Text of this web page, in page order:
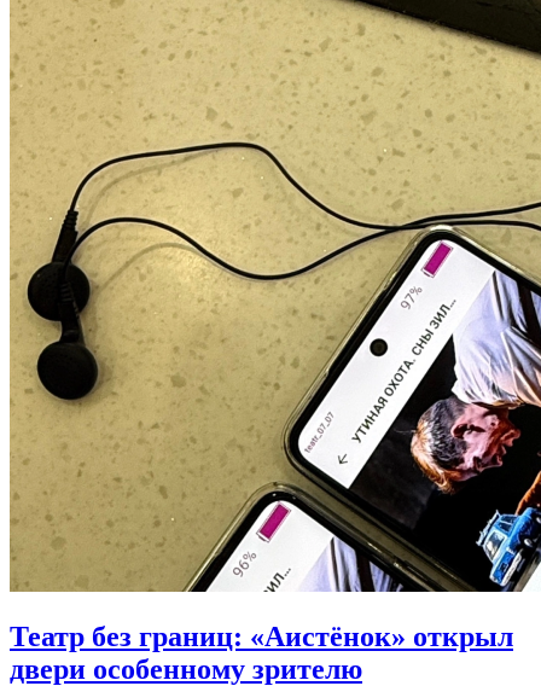
Театр без границ: «Аистёнок» открыл
двери особенному зрителю